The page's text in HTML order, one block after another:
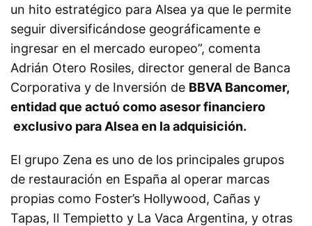
un hito estratégico para Alsea ya que le permite
seguir diversificándose geográficamente e
ingresar en el mercado europeo”, comenta
Adrián Otero Rosiles, director general de Banca
Corporativa y de Inversión de BBVA Bancomer,
entidad que actuó como asesor financiero
exclusivo para Alsea en la adquisición.
El grupo Zena es uno de los principales grupos
de restauración en España al operar marcas
propias como Foster’s Hollywood, Cañas y
Tapas, Il Tempietto y La Vaca Argentina, y otras